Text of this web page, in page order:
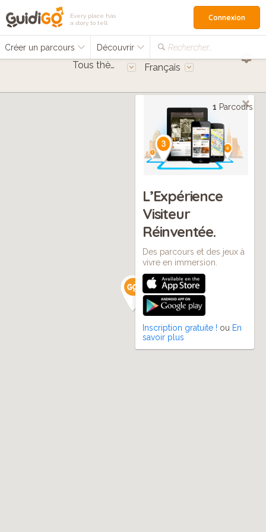
Every place has
a story to tell
Créer un parcours Découvrir Rechercher…
Connexion
Tous thèmes Français
1 Parcours
L’Expérience
Visiteur
Réinventée.
Des parcours et des jeux à
vivre en immersion.
Inscription gratuite ! ou En
savoir plus